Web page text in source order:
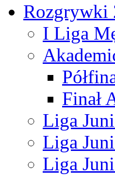
Rozgrywki
I Liga
Finał
Liga
Liga
Liga